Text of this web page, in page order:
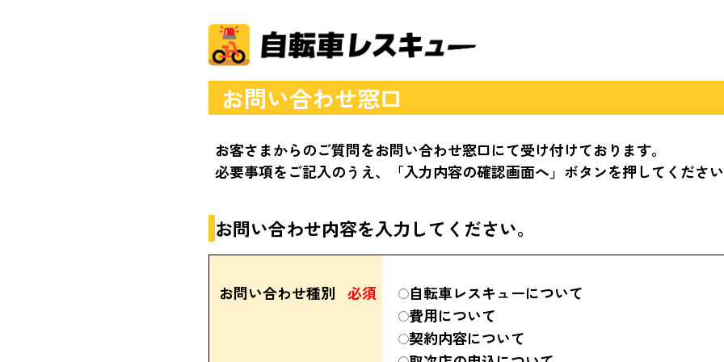
お問い合わせ窓口
お客さまからのご質問をお問い合わせ窓口にて受け付けております。
必要事項をご記入のうえ、「入力内容の確認画面へ」ボタンを押してくださ
お問い合わせ内容を入力してください。
お問い合わせ種別 必須
自転車レスキューについて
費用について
契約内容について